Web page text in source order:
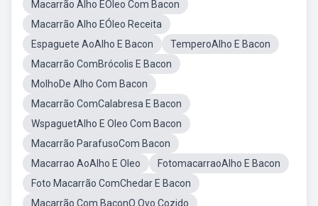
Macarrão Alho EÓleo Com Bacon
Macarrão Alho EÓleo Receita
Espaguete AoAlho E Bacon
TemperoAlho E Bacon
Macarrão ComBrócolis E Bacon
MolhoDe Alho Com Bacon
Macarrão ComCalabresa E Bacon
WspaguetAlho E Oleo Com Bacon
Macarrão ParafusoCom Bacon
Macarrao AoAlho E Oleo
FotomacarraoAlho E Bacon
Foto Macarrão ComChedar E Bacon
Macarrão Com BaconO Ovo Cozido